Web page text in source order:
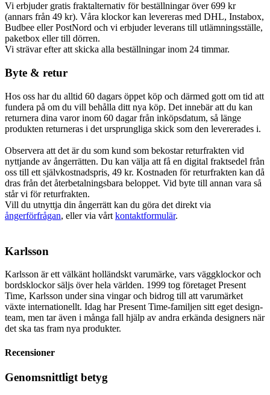
Vi erbjuder gratis fraktalternativ för beställningar över 699 kr
(annars från 49 kr). Våra klockor kan levereras med DHL, Instabox,
Budbee eller PostNord och vi erbjuder leverans till utlämningsställe,
paketbox eller till dörren.
Vi strävar efter att skicka alla beställningar inom 24 timmar.
Byte & retur
Hos oss har du alltid 60 dagars öppet köp och därmed gott om tid att
fundera på om du vill behålla ditt nya köp. Det innebär att du kan
returnera dina varor inom 60 dagar från inköpsdatum, så länge
produkten returneras i det ursprungliga skick som den levererades i.
Observera att det är du som kund som bekostar returfrakten vid
nyttjande av ångerrätten. Du kan välja att få en digital fraktsedel från
oss till ett självkostnadspris, 49 kr. Kostnaden för returfrakten kan då
dras från det återbetalningsbara beloppet. Vid byte till annan vara så
står vi för returfrakten.
Vill du utnyttja din ångerrätt kan du göra det direkt via
ångerförfrågan, eller via vårt kontaktformulär.
Karlsson
Karlsson är ett välkänt holländskt varumärke, vars väggklockor och
bordsklockor säljs över hela världen. 1999 tog företaget Present
Time, Karlsson under sina vingar och bidrog till att varumärket
växte internationellt. Idag har Present Time-familjen sitt eget design-
team, men tar även i många fall hjälp av andra erkända designers när
det ska tas fram nya produkter.
Recensioner
Genomsnittligt betyg